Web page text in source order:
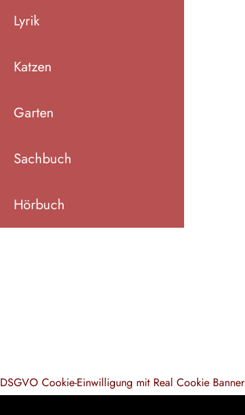
Lyrik
Katzen
Garten
Sachbuch
Hörbuch
DSGVO Cookie-Einwilligung mit Real Cookie Banner